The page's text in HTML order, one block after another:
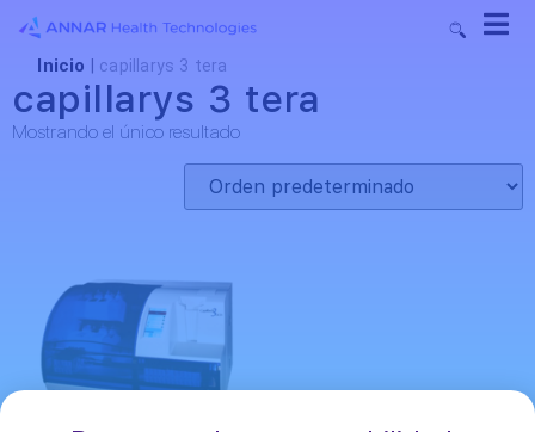
Inicio capillarys 3 tera
capillarys 3 tera
Mostrando el único resultado